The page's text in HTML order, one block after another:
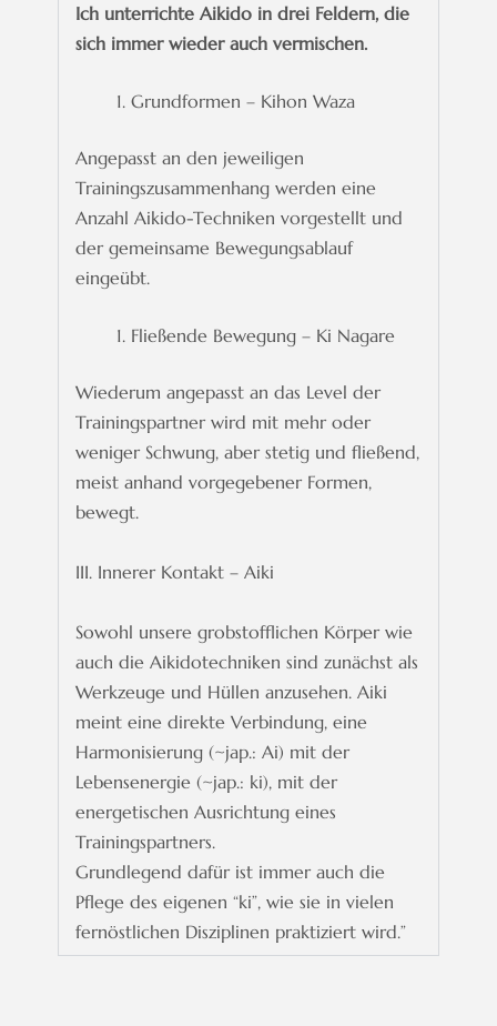
Ich unterrichte Aikido in drei Feldern, die
sich immer wieder auch vermischen.
Grundformen – Kihon Waza
Angepasst an den jeweiligen
Trainingszusammenhang werden eine
Anzahl Aikido-Techniken vorgestellt und
der gemeinsame Bewegungsablauf
eingeübt.
Fließende Bewegung – Ki Nagare
Wiederum angepasst an das Level der
Trainingspartner wird mit mehr oder
weniger Schwung, aber stetig und fließend,
meist anhand vorgegebener Formen,
bewegt.
III. Innerer Kontakt – Aiki
Sowohl unsere grobstofflichen Körper wie
auch die Aikidotechniken sind zunächst als
Werkzeuge und Hüllen anzusehen. Aiki
meint eine direkte Verbindung, eine
Harmonisierung (~jap.: Ai) mit der
Lebensenergie (~jap.: ki), mit der
energetischen Ausrichtung eines
Trainingspartners.
Grundlegend dafür ist immer auch die
Pflege des eigenen “ki”, wie sie in vielen
fernöstlichen Disziplinen praktiziert wird.”